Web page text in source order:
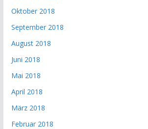
Oktober 2018
September 2018
August 2018
Juni 2018
Mai 2018
April 2018
März 2018
Februar 2018